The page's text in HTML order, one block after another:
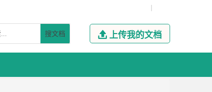
|
搜文档  上传我的文档